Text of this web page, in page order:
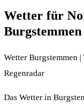
Wetter für
Wetter Burgstemmen
Regenradar
Das Wetter in